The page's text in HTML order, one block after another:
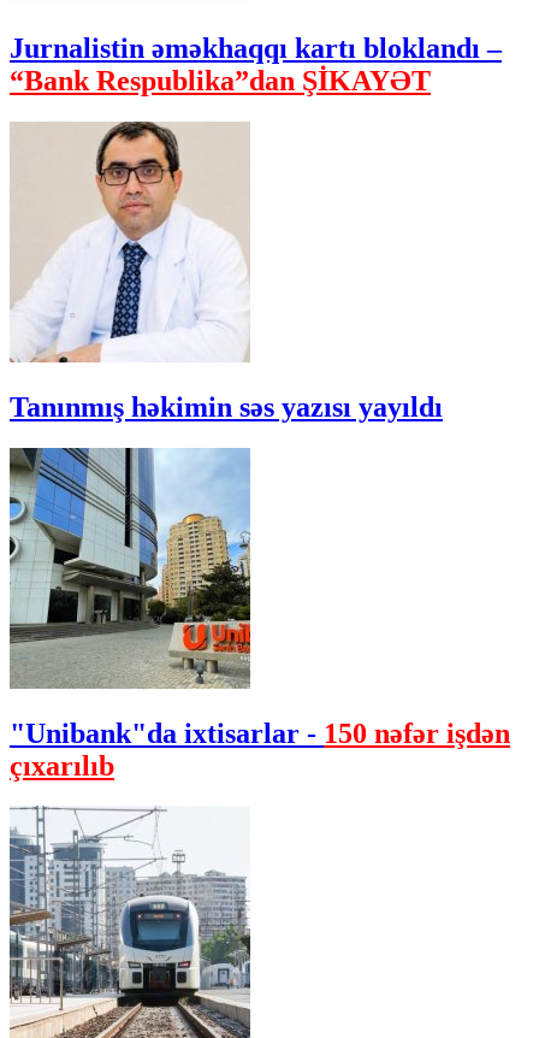
Jurnalistin əməkhaqqı kartı bloklandı –
“Bank Respublika”dan ŞİKAYƏT
Tanınmış həkimin səs yazısı yayıldı
"Unibank"da ixtisarlar - 150 nəfər işdən
çıxarılıb